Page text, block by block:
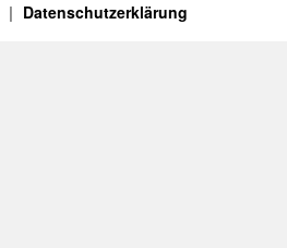
Datenschutzerklärung